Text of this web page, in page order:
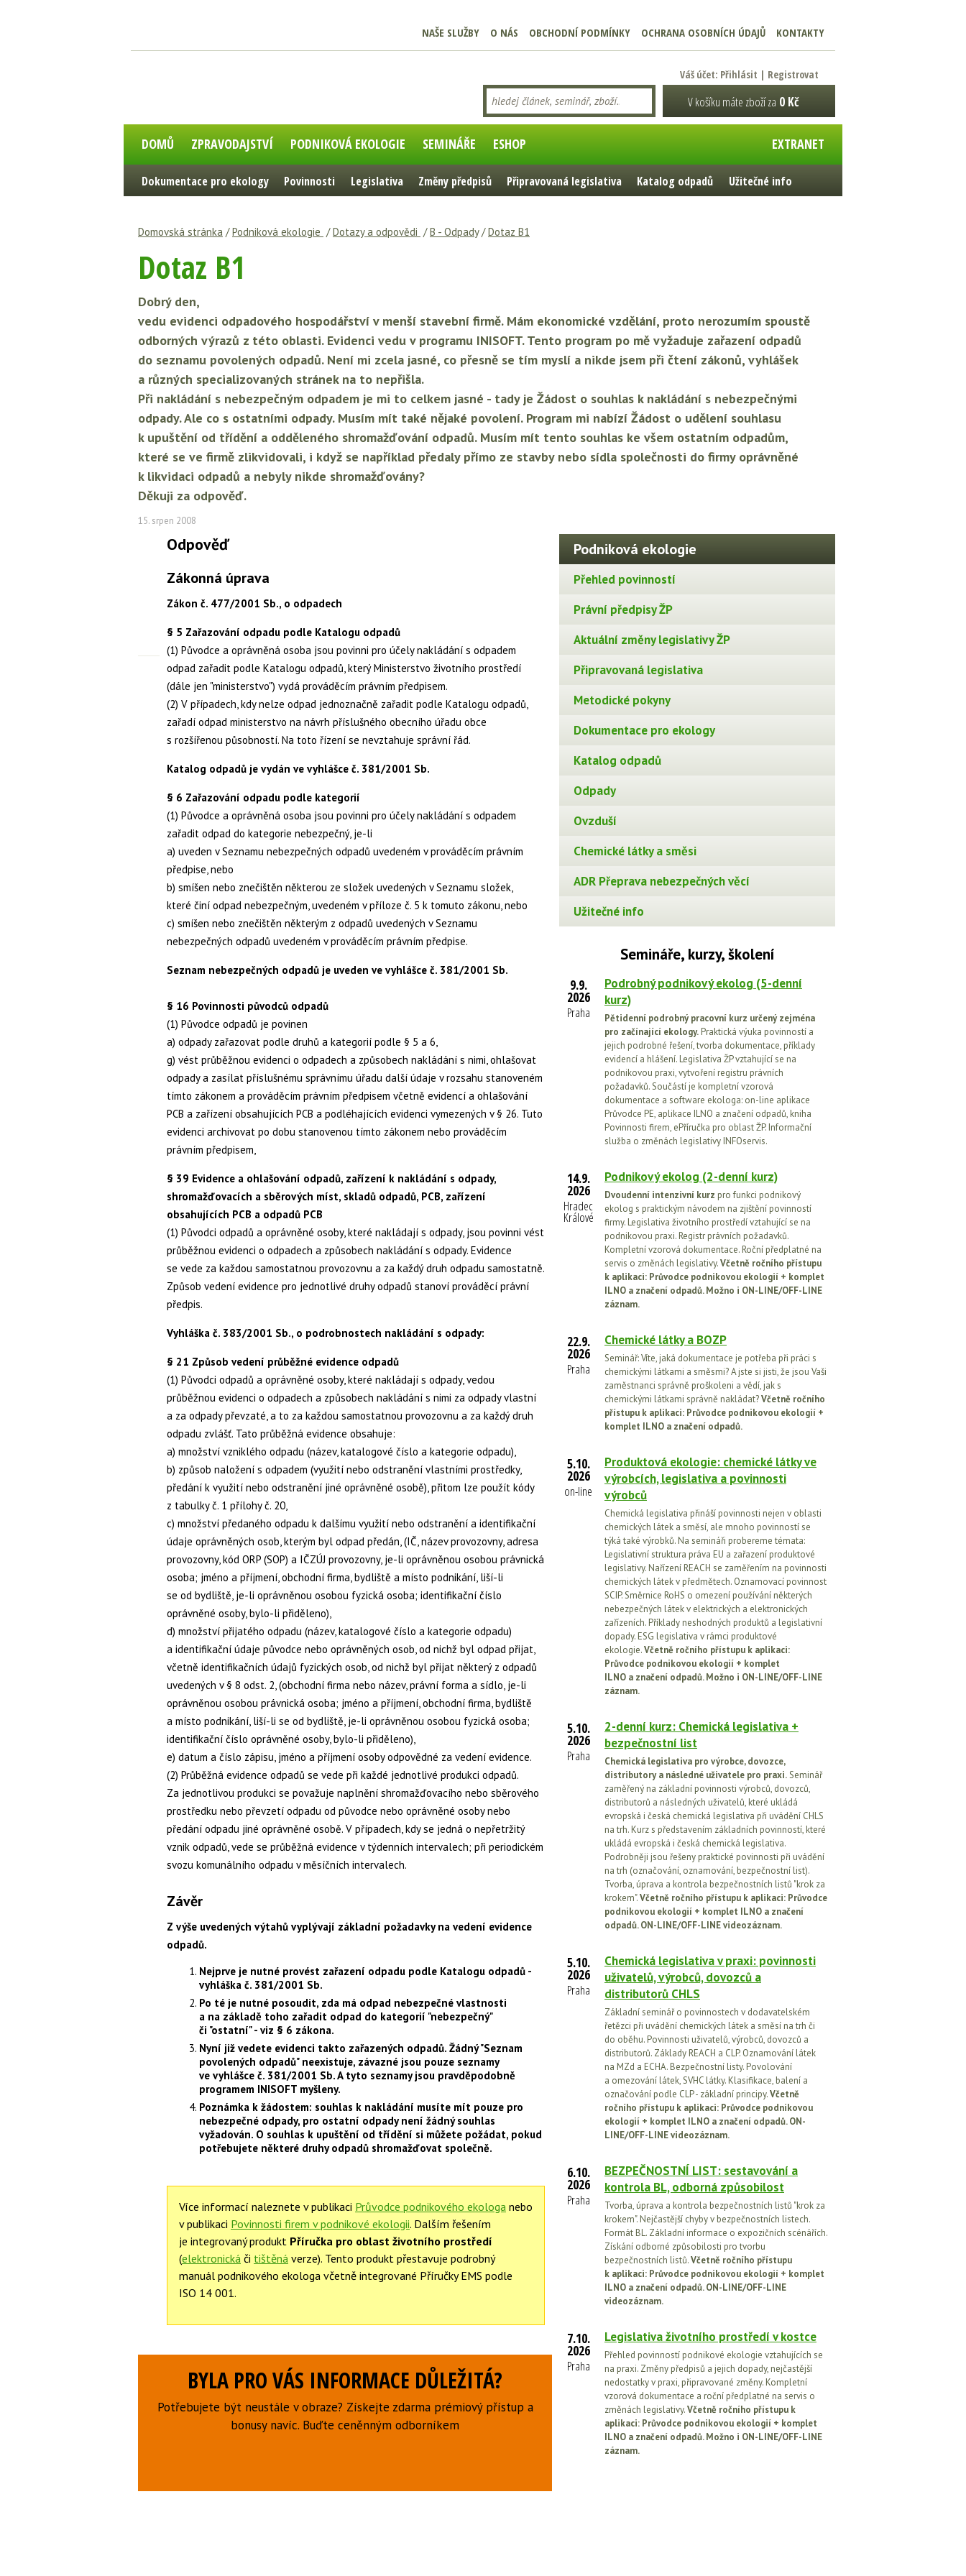
NAŠE SLUŽBY O NÁS OBCHODNÍ PODMÍNKY OCHRANA OSOBNÍCH ÚDAJŮ KONTAKTY
Váš účet: Přihlásit | Registrovat
V košíku máte zboží za 0 Kč
DOMŮ ZPRAVODAJSTVÍ PODNIKOVÁ EKOLOGIE SEMINÁŘE ESHOP EXTRANET
Dokumentace pro ekology Povinnosti Legislativa Změny předpisů Připravovaná legislativa Katalog odpadů Užitečné info
Domovská stránka /Podniková ekologie /Dotazy a odpovědi /B - Odpady/Dotaz B1
Dotaz B1
Dobrý den,
vedu evidenci odpadového hospodářství v menší stavební firmě. Mám ekonomické vzdělání, proto nerozumím spoustě
odborných výrazů z této oblasti. Evidenci vedu v programu INISOFT. Tento program po mě vyžaduje zařazení odpadů
do seznamu povolených odpadů. Není mi zcela jasné, co přesně se tím myslí a nikde jsem při čtení zákonů, vyhlášek
a různých specializovaných stránek na to nepřišla.
Při nakládání s nebezpečným odpadem je mi to celkem jasné - tady je Žádost o souhlas k nakládání s nebezpečnými
odpady. Ale co s ostatními odpady. Musím mít také nějaké povolení. Program mi nabízí Žádost o udělení souhlasu
k upuštění od třídění a odděleného shromažďování odpadů. Musím mít tento souhlas ke všem ostatním odpadům,
které se ve firmě zlikvidovali, i když se například předaly přímo ze stavby nebo sídla společnosti do firmy oprávněné
k likvidaci odpadů a nebyly nikde shromažďovány?
Děkuji za odpověď.
15. srpen 2008
Odpověď
Zákonná úprava
Zákon č. 477/2001 Sb., o odpadech
§ 5 Zařazování odpadu podle Katalogu odpadů
(1) Původce a oprávněná osoba jsou povinni pro účely nakládání s odpadem
odpad zařadit podle Katalogu odpadů, který Ministerstvo životního prostředí
(dále jen "ministerstvo") vydá prováděcím právním předpisem.
(2) V případech, kdy nelze odpad jednoznačně zařadit podle Katalogu odpadů,
zařadí odpad ministerstvo na návrh příslušného obecního úřadu obce
s rozšířenou působností. Na toto řízení se nevztahuje správní řád.
Katalog odpadů je vydán ve vyhlášce č. 381/2001 Sb.
§ 6 Zařazování odpadu podle kategorií
(1) Původce a oprávněná osoba jsou povinni pro účely nakládání s odpadem
zařadit odpad do kategorie nebezpečný, je-li
a) uveden v Seznamu nebezpečných odpadů uvedeném v prováděcím právním
předpise, nebo
b) smíšen nebo znečištěn některou ze složek uvedených v Seznamu složek,
které činí odpad nebezpečným, uvedeném v příloze č. 5 k tomuto zákonu, nebo
c) smíšen nebo znečištěn některým z odpadů uvedených v Seznamu
nebezpečných odpadů uvedeném v prováděcím právním předpise.
Seznam nebezpečných odpadů je uveden ve vyhlášce č. 381/2001 Sb.
§ 16 Povinnosti původců odpadů
(1) Původce odpadů je povinen
a) odpady zařazovat podle druhů a kategorií podle § 5 a 6,
g) vést průběžnou evidenci o odpadech a způsobech nakládání s nimi, ohlašovat
odpady a zasílat příslušnému správnímu úřadu další údaje v rozsahu stanoveném
tímto zákonem a prováděcím právním předpisem včetně evidencí a ohlašování
PCB a zařízení obsahujících PCB a podléhajících evidenci vymezených v § 26. Tuto
evidenci archivovat po dobu stanovenou tímto zákonem nebo prováděcím
právním předpisem,
§ 39 Evidence a ohlašování odpadů, zařízení k nakládání s odpady,
shromažďovacích a sběrových míst, skladů odpadů, PCB, zařízení
obsahujících PCB a odpadů PCB
(1) Původci odpadů a oprávněné osoby, které nakládají s odpady, jsou povinni vést
průběžnou evidenci o odpadech a způsobech nakládání s odpady. Evidence
se vede za každou samostatnou provozovnu a za každý druh odpadu samostatně.
Způsob vedení evidence pro jednotlivé druhy odpadů stanoví prováděcí právní
předpis.
Vyhláška č. 383/2001 Sb., o podrobnostech nakládání s odpady:
§ 21 Způsob vedení průběžné evidence odpadů
(1) Původci odpadů a oprávněné osoby, které nakládají s odpady, vedou
průběžnou evidenci o odpadech a způsobech nakládání s nimi za odpady vlastní
a za odpady převzaté, a to za každou samostatnou provozovnu a za každý druh
odpadu zvlášť. Tato průběžná evidence obsahuje:
a) množství vzniklého odpadu (název, katalogové číslo a kategorie odpadu),
b) způsob naložení s odpadem (využití nebo odstranění vlastními prostředky,
předání k využití nebo odstranění jiné oprávněné osobě), přitom lze použít kódy
z tabulky č. 1 přílohy č. 20,
c) množství předaného odpadu k dalšímu využití nebo odstranění a identifikační
údaje oprávněných osob, kterým byl odpad předán, (IČ, název provozovny, adresa
provozovny, kód ORP (SOP) a IČZÚJ provozovny, je-li oprávněnou osobou právnická
osoba; jméno a příjmení, obchodní firma, bydliště a místo podnikání, liší-li
se od bydliště, je-li oprávněnou osobou fyzická osoba; identifikační číslo
oprávněné osoby, bylo-li přiděleno),
d) množství přijatého odpadu (název, katalogové číslo a kategorie odpadu)
a identifikační údaje původce nebo oprávněných osob, od nichž byl odpad přijat,
včetně identifikačních údajů fyzických osob, od nichž byl přijat některý z odpadů
uvedených v § 8 odst. 2, (obchodní firma nebo název, právní forma a sídlo, je-li
oprávněnou osobou právnická osoba; jméno a příjmení, obchodní firma, bydliště
a místo podnikání, liší-li se od bydliště, je-li oprávněnou osobou fyzická osoba;
identifikační číslo oprávněné osoby, bylo-li přiděleno),
e) datum a číslo zápisu, jméno a příjmení osoby odpovědné za vedení evidence.
(2) Průběžná evidence odpadů se vede při každé jednotlivé produkci odpadů.
Za jednotlivou produkci se považuje naplnění shromažďovacího nebo sběrového
prostředku nebo převzetí odpadu od původce nebo oprávněné osoby nebo
předání odpadu jiné oprávněné osobě. V případech, kdy se jedná o nepřetržitý
vznik odpadů, vede se průběžná evidence v týdenních intervalech; při periodickém
svozu komunálního odpadu v měsíčních intervalech.
Závěr
Z výše uvedených výtahů vyplývají základní požadavky na vedení evidence
odpadů.
Nejprve je nutné provést zařazení odpadu podle Katalogu odpadů -
vyhláška č. 381/2001 Sb.
Po té je nutné posoudit, zda má odpad nebezpečné vlastnosti
a na základě toho zařadit odpad do kategorií "nebezpečný"
či "ostatní" - viz § 6 zákona.
Nyní již vedete evidenci takto zařazených odpadů. Žádný "Seznam
povolených odpadů" neexistuje, závazné jsou pouze seznamy
ve vyhlášce č. 381/2001 Sb. A tyto seznamy jsou pravděpodobně
programem INISOFT myšleny.
Poznámka k žádostem: souhlas k nakládání musíte mít pouze pro
nebezpečné odpady, pro ostatní odpady není žádný souhlas
vyžadován. O souhlas k upuštění od třídění si můžete požádat, pokud
potřebujete některé druhy odpadů shromažďovat společně.
Více informací naleznete v publikaci Průvodce podnikového ekologa nebo
v publikaci Povinnosti firem v podnikové ekologii. Dalším řešením
je integrovaný produkt Příručka pro oblast životního prostředí
(elektronická či tištěná verze). Tento produkt přestavuje podrobný
manuál podnikového ekologa včetně integrované Příručky EMS podle
ISO 14 001.
BYLA PRO VÁS INFORMACE DŮLEŽITÁ?
Potřebujete být neustále v obraze? Získejte zdarma prémiový přístup a
bonusy navíc. Buďte ceněnným odborníkem
Podniková ekologie
Přehled povinností
Právní předpisy ŽP
Aktuální změny legislativy ŽP
Připravovaná legislativa
Metodické pokyny
Dokumentace pro ekology
Katalog odpadů
Odpady
Ovzduší
Chemické látky a směsi
ADR Přeprava nebezpečných věcí
Užitečné info
Semináře, kurzy, školení
9.9.
2026
Praha
Podrobný podnikový ekolog (5-denní
kurz)
Pětidenní podrobný pracovní kurz určený zejména
pro začínající ekology. Praktická výuka povinností a
jejich podrobné řešení, tvorba dokumentace, příklady
evidencí a hlášení. Legislativa ŽP vztahující se na
podnikovou praxi, vytvoření registru právních
požadavků. Součástí je kompletní vzorová
dokumentace a software ekologa: on-line aplikace
Průvodce PE, aplikace ILNO a značení odpadů, kniha
Povinnosti firem, ePříručka pro oblast ŽP. Informační
služba o změnách legislativy INFOservis.
14.9.
2026
Hradec
Králové
Podnikový ekolog (2-denní kurz)
Dvoudenní intenzivní kurz pro funkci podnikový
ekolog s praktickým návodem na zjištění povinností
firmy. Legislativa životního prostředí vztahující se na
podnikovou praxi. Registr právních požadavků.
Kompletní vzorová dokumentace. Roční předplatné na
servis o změnách legislativy.Včetně ročního přístupu
k aplikaci: Průvodce podnikovou ekologií + komplet
ILNO a značení odpadů. Možno i ON-LINE/OFF-LINE
záznam.
22.9.
2026
Praha
Chemické látky a BOZP
Seminář: Víte, jaká dokumentace je potřeba při práci s
chemickými látkami a směsmi? A jste si jisti, že jsou Vaši
zaměstnanci správně proškoleni a vědí, jak s
chemickými látkami správně nakládat?Včetně ročního
přístupu k aplikaci: Průvodce podnikovou ekologií +
komplet ILNO a značení odpadů.
5.10.
2026
on-line
Produktová ekologie: chemické látky ve
výrobcích, legislativa a povinnosti
výrobců
Chemická legislativa přináší povinnosti nejen v oblasti
chemických látek a směsí, ale mnoho povinností se
týká také výrobků. Na semináři probereme témata:
Legislativní struktura práva EU a zařazení produktové
legislativy. Nařízení REACH se zaměřením na povinnosti
chemických látek v předmětech. Oznamovací povinnost
SCIP. Směrnice RoHS o omezení používání některých
nebezpečných látek v elektrických a elektronických
zařízeních. Příklady neshodných produktů a legislativní
dopady. ESG legislativa v rámci produktové
ekologie.Včetně ročního přístupu k aplikaci:
Průvodce podnikovou ekologií + komplet
ILNO a značení odpadů. Možno i ON-LINE/OFF-LINE
záznam.
5.10.
2026
Praha
2-denní kurz: Chemická legislativa +
bezpečnostní list
Chemická legislativa pro výrobce, dovozce,
distributory a následné uživatele pro praxi.Seminář
zaměřený na základní povinnosti výrobců, dovozců,
distributorů a následných uživatelů, které ukládá
evropská i česká chemická legislativa při uvádění CHLS
na trh. Kurz s představením základních povinností, které
ukládá evropská i česká chemická legislativa.
Podrobněji jsou řešeny praktické povinnosti při uvádění
na trh (označování, oznamování, bezpečnostní list).
Tvorba, úprava a kontrola bezpečnostních listů "krok za
krokem".Včetně ročního přístupu k aplikaci: Průvodce
podnikovou ekologií + komplet ILNO a značení
odpadů. ON-LINE/OFF-LINE videozáznam.
5.10.
2026
Praha
Chemická legislativa v praxi: povinnosti
uživatelů, výrobců, dovozců a
distributorů CHLS
Základní seminář o povinnostech v dodavatelském
řetězci při uvádění chemických látek a směsí na trh či
do oběhu. Povinnosti uživatelů, výrobců, dovozců a
distributorů. Základy REACH a CLP. Oznamování látek
na MZd a ECHA. Bezpečnostní listy. Povolování
a omezování látek, SVHC látky. Klasifikace, balení a
označování podle CLP - základní principy.Včetně
ročního přístupu k aplikaci: Průvodce podnikovou
ekologií + komplet ILNO a značení odpadů. ON-
LINE/OFF-LINE videozáznam.
6.10.
2026
Praha
BEZPEČNOSTNÍ LIST: sestavování a
kontrola BL, odborná způsobilost
Tvorba, úprava a kontrola bezpečnostních listů "krok za
krokem". Nejčastější chyby v bezpečnostních listech.
Formát BL. Základní informace o expozičních scénářích.
Získání odborné způsobilosti pro tvorbu
bezpečnostních listů.Včetně ročního přístupu
k aplikaci: Průvodce podnikovou ekologií + komplet
ILNO a značení odpadů. ON-LINE/OFF-LINE
videozáznam.
7.10.
2026
Praha
Legislativa životního prostředí v kostce
Přehled povinností podnikové ekologie vztahujících se
na praxi. Změny předpisů a jejich dopady, nejčastější
nedostatky v praxi, připravované změny. Kompletní
vzorová dokumentace a roční předplatné na servis o
změnách legislativy.Včetně ročního přístupu k
aplikaci: Průvodce podnikovou ekologií + komplet
ILNO a značení odpadů. Možno i ON-LINE/OFF-LINE
záznam.